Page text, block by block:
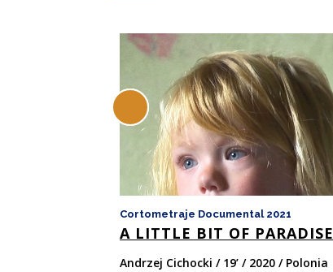
Cortometraje Documental 2021
A LITTLE BIT OF PARADISE
Andrzej Cichocki / 19’ / 2020 / Polonia